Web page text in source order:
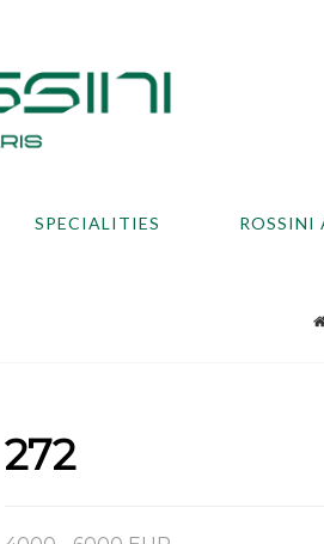
SPECIALITIES ROSSINI
272